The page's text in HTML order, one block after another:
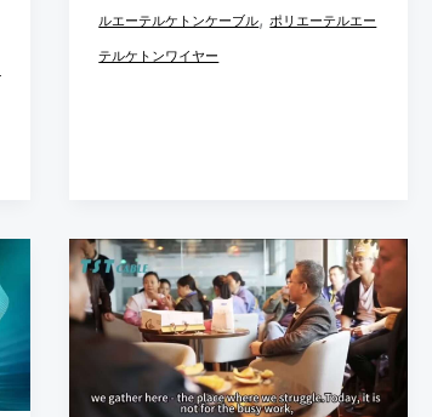
を
受
歓
迎
技
術
析
ルエーテルケトンケーブル,ポリエーテルエー
テルケトンワイヤー
TST
CABLES
新
茶